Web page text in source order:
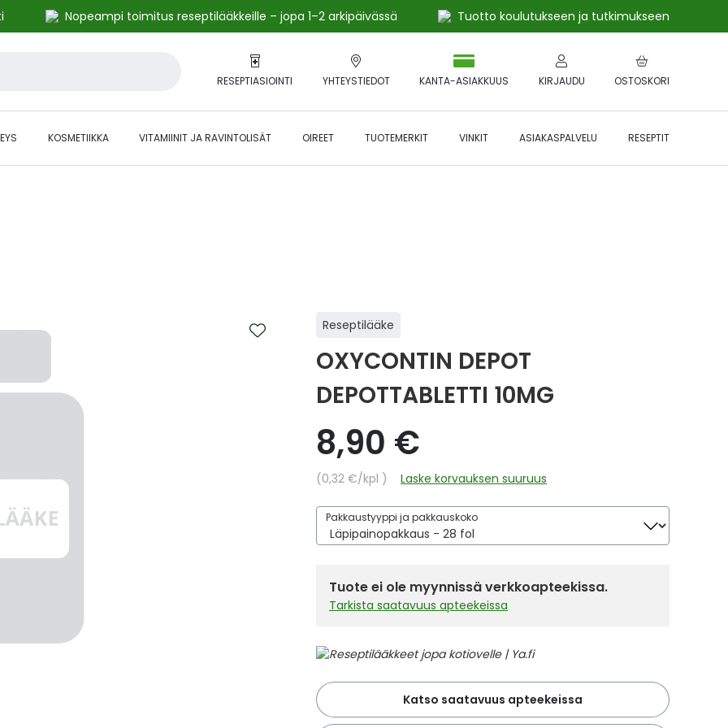
Nopeampi toimitus reseptilääkkeille – jopa 1–2 arkipäivässä
Tuotto koulutukseen ja tutkimukseen
RESEPTIASIOINTI YHTEYSTIEDOT OSTOSKORI
KANTA-ASIAKKUUS KIRJAUDU
KOSMETIIKKA VITAMIINIT JA RAVINTOLISÄT OIREET TUOTEMERKIT VINKIT ASIAKASPALVELU RESEPTIT
Reseptilääke
OXYCONTIN DEPOT
DEPOTTABLETTI 10MG
8,90 €
Yksikköhinta
0,32 €/kpl Laske korvauksen suuruus
Pakkaustyyppi ja pakkauskoko
Tuote ei ole myynnissä verkkoapteekissa.
Tarkista saatavuus apteekeissa
Katso saatavuus apteekeissa